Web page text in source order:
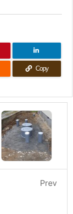
Copy
Prev